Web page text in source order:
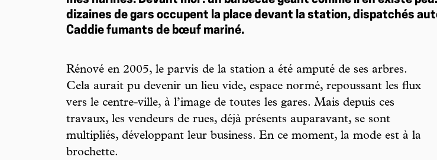
dizaines de gars occupent la place devant la station, dispatchés
Caddie fumants de bœuf mariné.
Rénové en 2005, le parvis de la station a été amputé de ses arbres.
Cela aurait pu devenir un lieu vide, espace normé, repoussant les flux
vers le centre-ville, à l’image de toutes les gares. Mais depuis ces
travaux, les vendeurs de rues, déjà présents auparavant, se sont
multipliés, développant leur business. En ce moment, la mode est à la
brochette.